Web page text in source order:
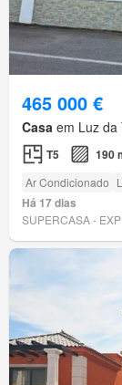
465 000 €
Casa em Luz da
T5 190
Ar Condicionado
Há 17 dias
SUPERCASA - EXP